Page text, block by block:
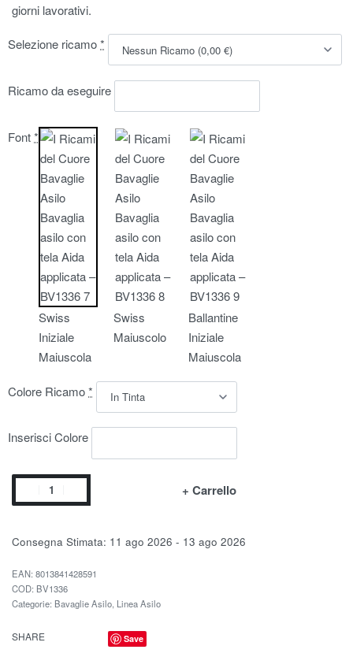
giorni lavorativi.
Selezione ricamo*
Ricamo da eseguire
Font*
Swiss
Iniziale
Maiuscola
Swiss
Maiuscolo
Ballantine
Iniziale
Maiuscola
Colore Ricamo*
Inserisci Colore
+ Carrello
Consegna Stimata: 11 ago 2026 - 13 ago 2026
EAN: 8013841428591
BV1336
Categorie: Bavaglie Asilo Linea Asilo
SHARE Save